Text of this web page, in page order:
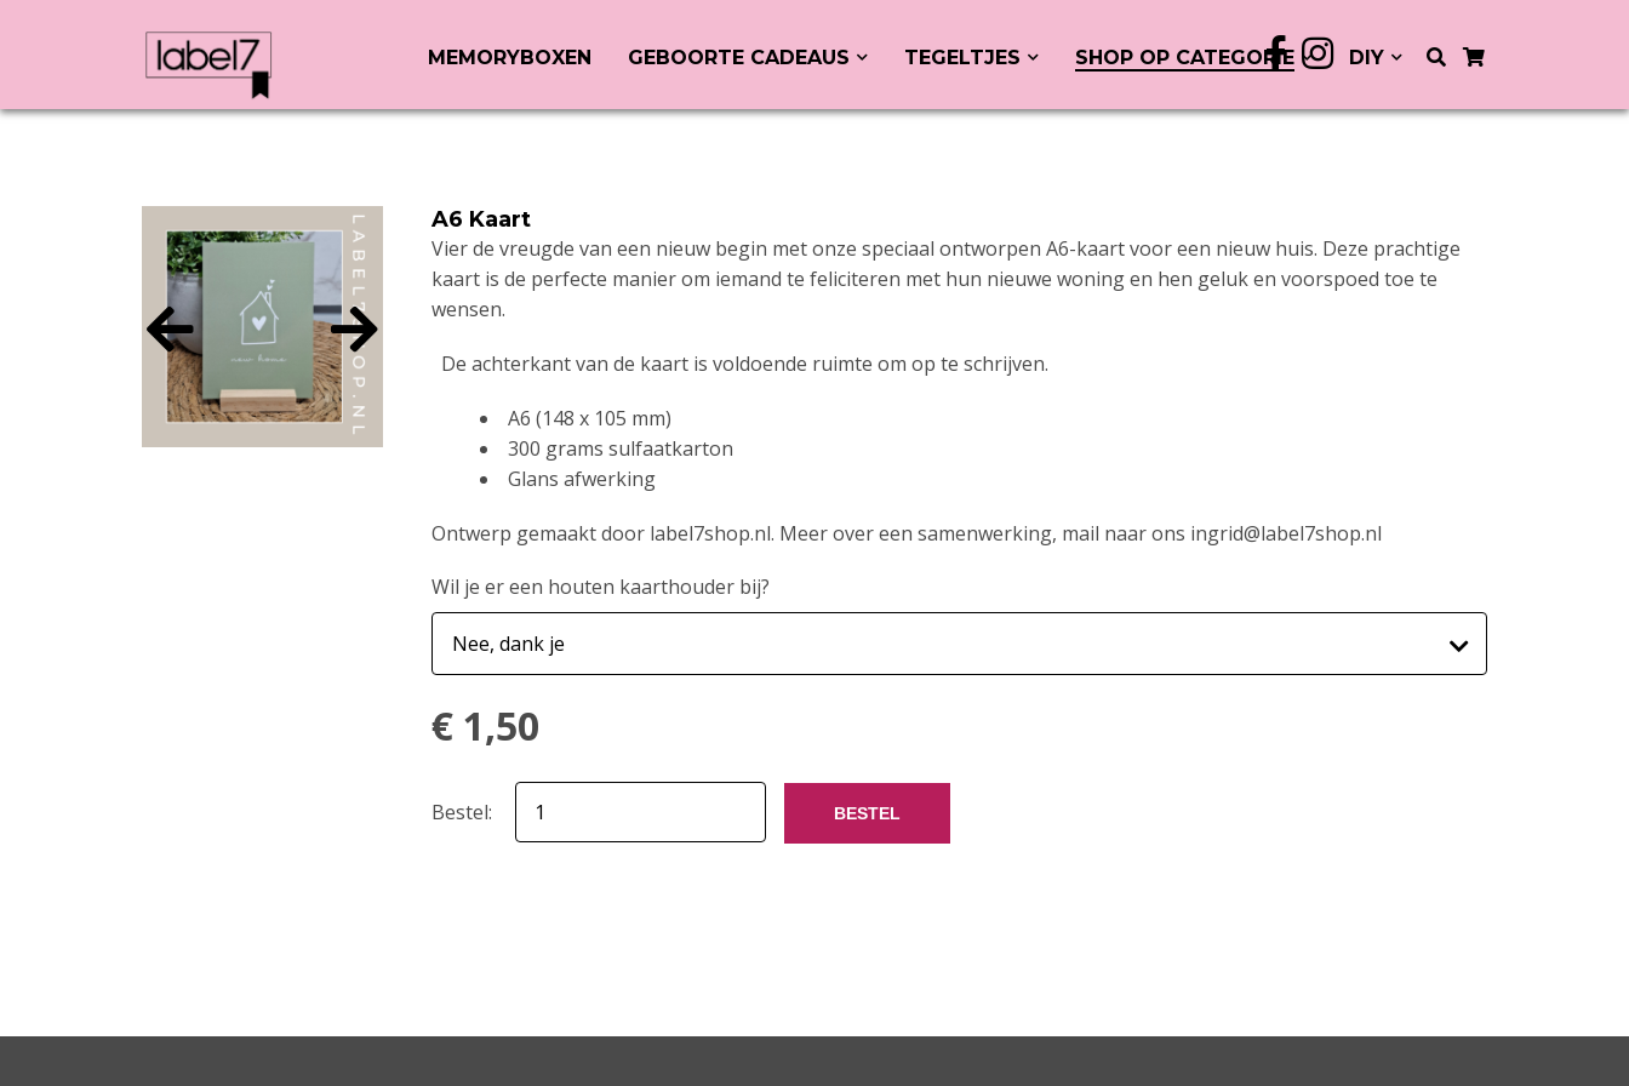
MEMORYBOXEN GEBOORTE CADEAUS TEGELTJES SHOP OP CATEGORIE DIY
A6 Kaart
Vier de vreugde van een nieuw begin met onze speciaal ontworpen A6-kaart voor een nieuw huis. Deze prachtige
kaart is de perfecte manier om iemand te feliciteren met hun nieuwe woning en hen geluk en voorspoed toe te
wensen.
De achterkant van de kaart is voldoende ruimte om op te schrijven.
A6 (148 x 105 mm)
300 grams sulfaatkarton
Glans afwerking
Ontwerp gemaakt door label7shop.nl. Meer over een samenwerking, mail naar ons ingrid@label7shop.nl
Wil je er een houten kaarthouder bij?
€ 1,50
Bestel: BESTEL